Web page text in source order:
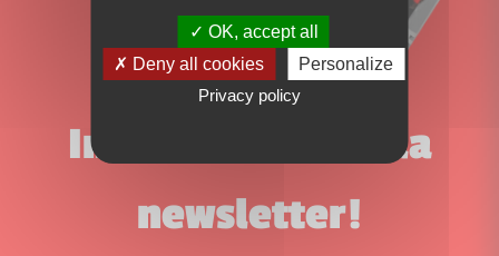
Inscrivez-vous à la
newsletter!
OK, accept all
Deny all cookies
Personalize
Privacy policy